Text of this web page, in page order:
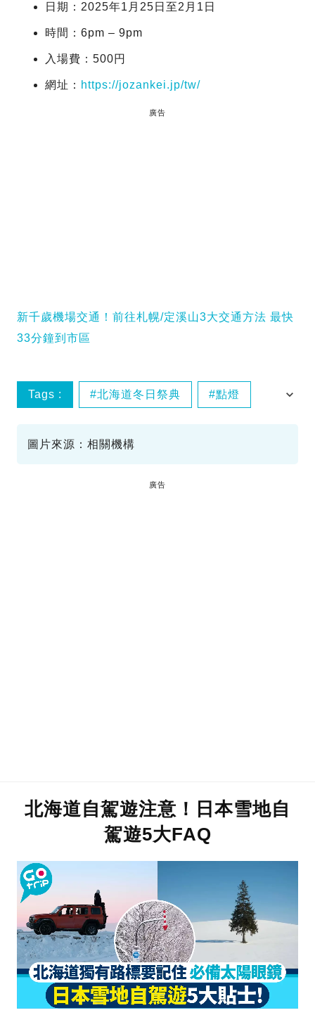
日期：2025年1月25日至2月1日
時間：6pm – 9pm
入場費：500円
網址： https://jozankei.jp/tw/
廣告
新千歲機場交通！前往札幌/定溪山3大交通方法 最快
33分鐘到市區
Tags : 北海道冬日祭典 點燈
圖片來源：相關機構
廣告
北海道自駕遊注意！日本雪地自
駕遊5大FAQ